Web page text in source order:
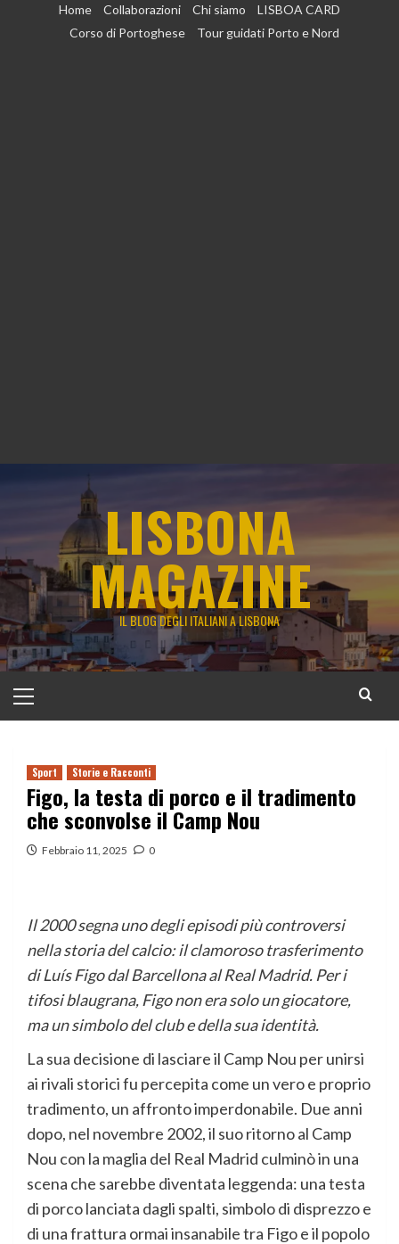
Home Collaborazioni Chi siamo
LISBOA CARD
Corso di Portoghese
Tour guidati Porto e Nord
LISBONA
MAGAZINE
IL BLOG DEGLI ITALIANI A LISBONA
principale
Sport Storie e Racconti
Figo, la testa di porco e il tradimento
che sconvolse il Camp Nou
Febbraio 11, 2025 0
Il 2000 segna uno degli episodi più controversi
nella storia del calcio: il clamoroso trasferimento
di Luís Figo dal Barcellona al Real Madrid. Per i
tifosi blaugrana, Figo non era solo un giocatore,
ma un simbolo del club e della sua identità.
La sua decisione di lasciare il Camp Nou per unirsi
ai rivali storici fu percepita come un vero e proprio
tradimento, un affronto imperdonabile. Due anni
dopo, nel novembre 2002, il suo ritorno al Camp
Nou con la maglia del Real Madrid culminò in una
scena che sarebbe diventata leggenda: una testa
di porco lanciata dagli spalti, simbolo di disprezzo e
di una frattura ormai insanabile tra Figo e il popolo